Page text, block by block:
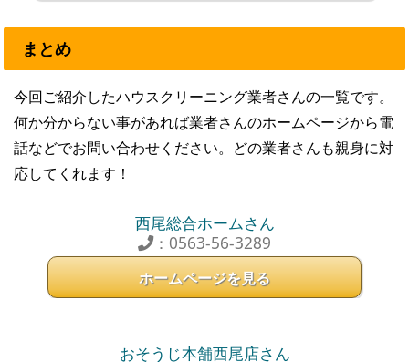
まとめ
今回ご紹介したハウスクリーニング業者さんの一覧です。
何か分からない事があれば業者さんのホームページから電
話などでお問い合わせください。どの業者さんも親身に対
応してくれます！
西尾総合ホームさん
：0563-56-3289
ホームページを見る
おそうじ本舗西尾店さん